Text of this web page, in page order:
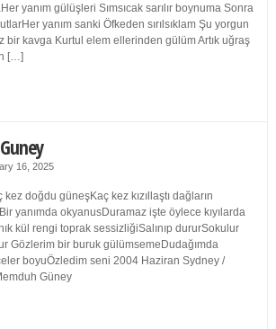
yanım gülüşleri Sımsıcak sarılır boynuma Sonra
yanım sanki Öfkeden sırılsıklam Şu yorgun
bir kavga Kurtul elem ellerinden gülüm Artık uğraş
[…]
16, 2025
doğdu güneşKaç kez kızıllaştı dağların
yanımda okyanusDuramaz işte öylece kıyılarda
kül rengi toprak sessizliğiSalınıp dururSokulur
Gözlerim bir buruk gülümsemeDudağımda
boyuÖzledim seni 2004 Haziran Sydney /
Güney